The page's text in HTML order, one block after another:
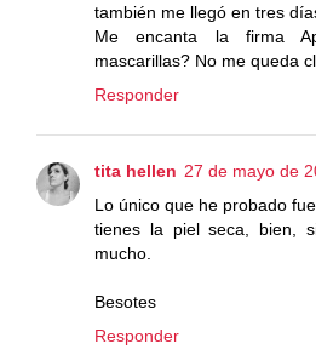
también me llegó en tres
Me encanta la firma
mascarillas? No me queda
Responder
tita hellen 27 de mayo de
Lo único que he probado
tienes la piel seca, bien,
mucho.
Besotes
Responder